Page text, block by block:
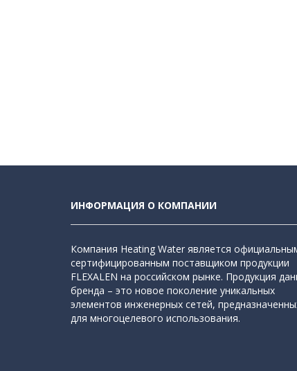
ИНФОРМАЦИЯ О КОМПАНИИ
Компания Heating Water является
сертифицированным поставщиком продукции
FLEXALEN на российском рынке. Продукция
бренда – это новое поколение уникальных
элементов инженерных сетей,
для многоцелевого использования.